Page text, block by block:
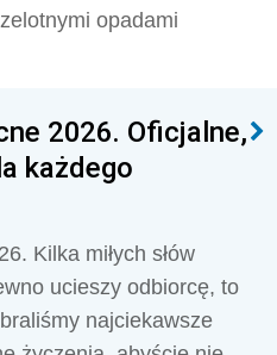
opadami
2026. Oficjalne,
każdego
Kilka miłych słów
ucieszy odbiorcę, to
najciekawsze